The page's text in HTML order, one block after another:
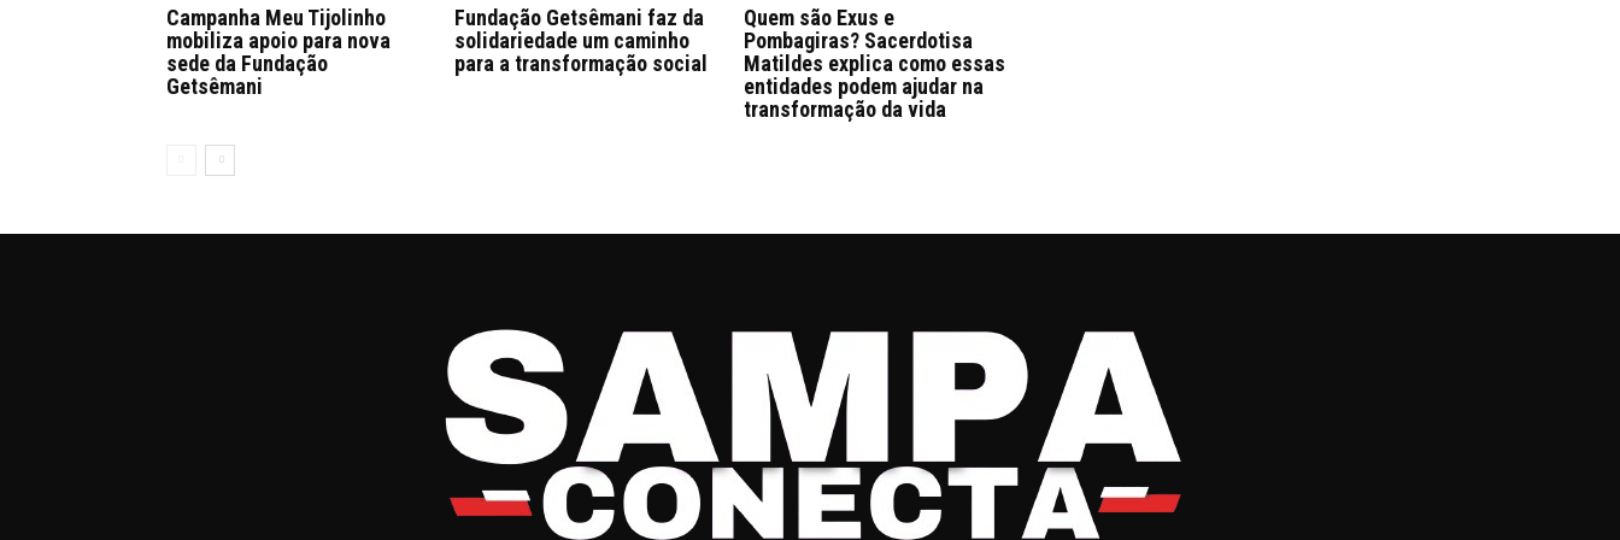
Campanha Meu Tijolinho
mobiliza apoio para nova
sede da Fundação
Getsêmani
Fundação Getsêmani faz da
solidariedade um caminho
para a transformação social
Quem são Exus e
Pombagiras? Sacerdotisa
Matildes explica como essas
entidades podem ajudar na
transformação da vida